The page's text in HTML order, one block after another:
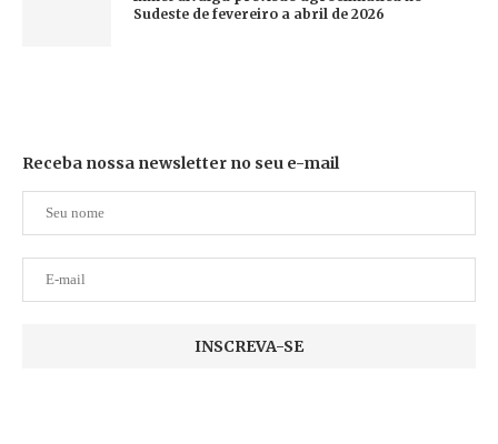
Sudeste de fevereiro a abril de 2026
Receba nossa newsletter no seu e-mail